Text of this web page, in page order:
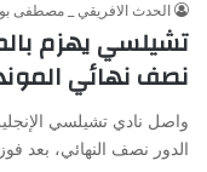
الحدث الافريقي _ مصطفى
تشيلسي يهزم
نصف نهائي
واصل نادي تشيلسي
الدور نصف النهائي، بعد